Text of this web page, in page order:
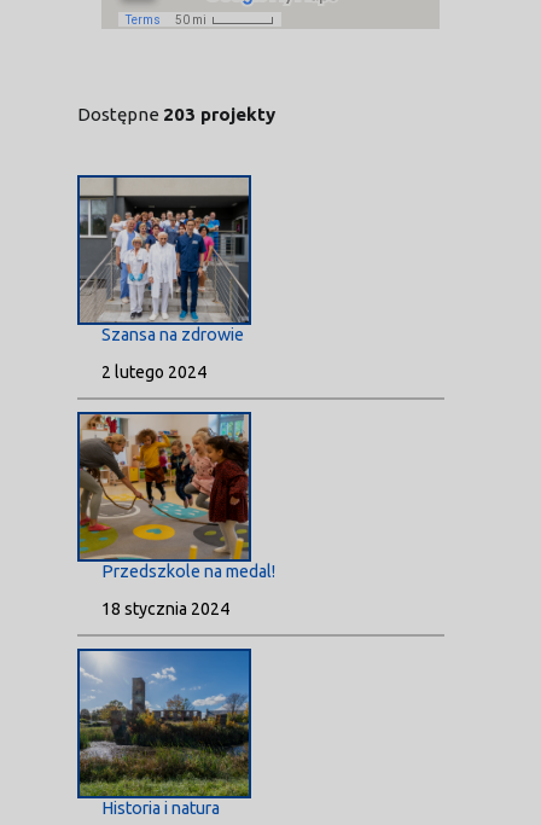
Dostępne 203 projekty
Szansa na zdrowie
2 lutego 2024
Przedszkole na medal!
18 stycznia 2024
Historia i natura